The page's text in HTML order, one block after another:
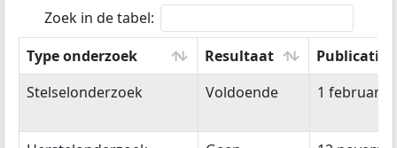
Zoek in de tabel:
Type onderzoek
Resultaat
Type onderzoek
Resultaat
Stelselonderzoek Voldoende 1 februari